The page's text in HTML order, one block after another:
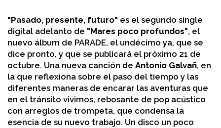
"Pasado, presente, futuro" es el segundo single
digital adelanto de "Mares poco profundos", el
nuevo álbum de PARADE, el undécimo ya, que se
dice pronto, y que se publicará el próximo 21 de
octubre. Una nueva canción de Antonio Galvañ, en
la que reflexiona sobre el paso del tiempo y las
diferentes maneras de encarar las aventuras que
en el tránsito vivimos, rebosante de pop acústico
con arreglos de trompeta, que condensa la
esencia de su nuevo trabajo. Un disco un poco